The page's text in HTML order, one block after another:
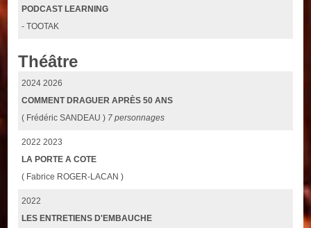
PODCAST LEARNING
- TOOTAK
Théâtre
2024 2026
COMMENT DRAGUER APRÈS 50 ANS
( Frédéric SANDEAU ) 7 personnages
2022 2023
LA PORTE A COTE
( Fabrice ROGER-LACAN )
2022
LES ENTRETIENS D'EMBAUCHE